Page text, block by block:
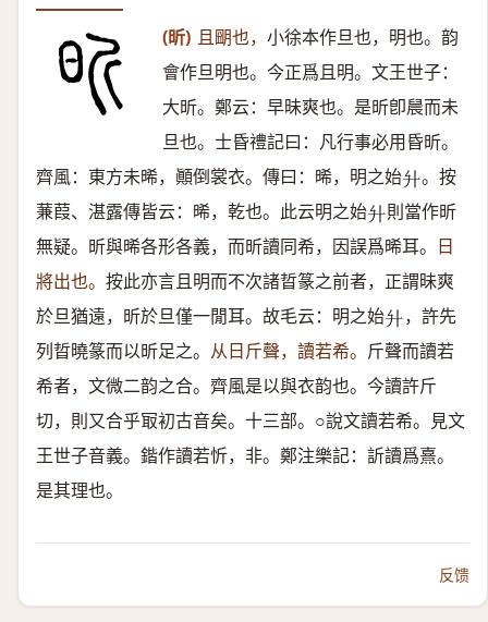
(昕) 且朙也， 小徐本作旦也，明也。韵
會作旦明也。今正爲且明。文王世子：
大昕。鄭云：早昧爽也。是昕卽䢅而未
旦也。士昏禮記曰：凡行事必用昏昕。
齊風：東方未晞，顚倒裳衣。傳曰：晞，明之始𦫵 。按
蒹葭、湛露傳皆云：晞，乾也。此云明之始𦫵 則當作昕
無疑。昕與晞各形各義，而昕讀同希，因誤爲晞耳。 日
將出也。 按此亦言且明而不次諸晢篆之前者，正謂昧爽
於旦猶遠，昕於旦僅一閒耳。故毛云：明之始𦫵 ，許先
列晢曉篆而以昕足之。 从日斤聲，讀若希。 斤聲而讀若
希者，文微二韵之合。齊風是以與衣韵也。今讀許斤
切，則又合乎冣初古音矣。十三部。○說文讀若希。見文
王世子音義。鍇作讀若忻，非。鄭注樂記：訢讀爲熹。
是其理也。
反馈